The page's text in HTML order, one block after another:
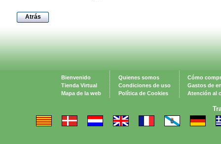
Atrás
Bienvenido
Tienda Virtual
Mapa de la web
Quienes somos
Condiciones de uso
Política de Cookies
Cómo
Gastos de
Atención al